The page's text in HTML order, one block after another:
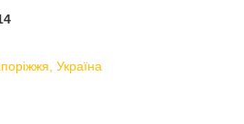
Україна